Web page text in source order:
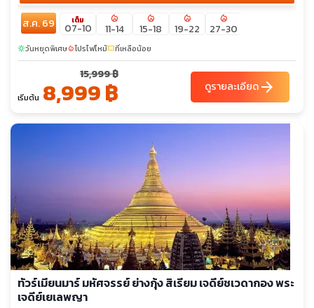
ส.ค. 69 เต็ม
07-10
local_fire_department
11-14
local_fire_department
15-18
local_fire_department
19-22
local_fire_department
27-30
sunnyวันหยุดพิเศษlocal_fire_departmentโปรไฟไหม้confirmation_numberที่เหลือน้อย
เริ่มต้น
15,999 ฿
8,999 ฿ ดูรายละเอียดarrow_forward
ทัวร์เมียนมาร์ มหัศจรรย์ ย่างกุ้ง สิเรียม เจดีย์ชเวดากอง พระ
เจดีย์เยเลพญา